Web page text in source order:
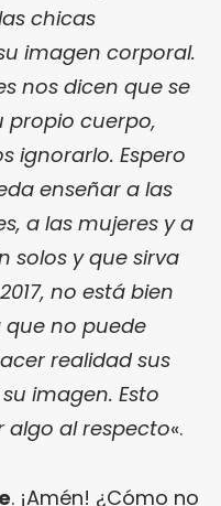
chicas
imagen corporal.
nos dicen que se
propio cuerpo,
ignorarlo. Espero
enseñar a las
a las mujeres y a
solos y que sirva
no está bien
que no puede
realidad sus
imagen. Esto
algo al respecto«.
. ¡Amén! ¿Cómo no